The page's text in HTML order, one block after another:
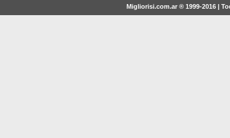
Migliorisi.com.ar ® 1999-2016 |